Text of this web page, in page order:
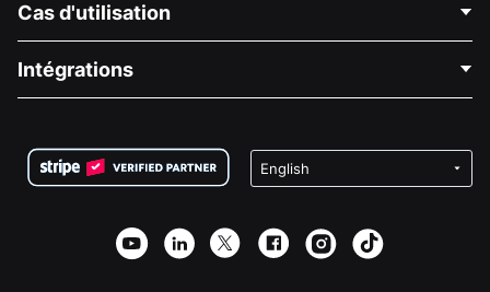
À propos de nous
Carrières
Confidentialité
Partenariat d'affiliation
Bibliothèque
Cas d'utilisation
Collecte de fonds médicale
Collecte de fonds caritative
Intégrations
Plugin de don Wix
Application de don Webflow
Don Joomla